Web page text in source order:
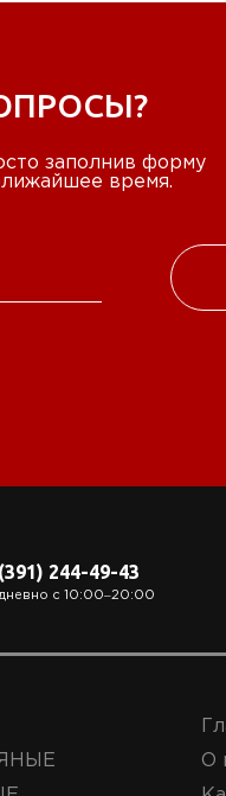
заполнив форму
время.
244-49-43
с 10:00‒20:00
О